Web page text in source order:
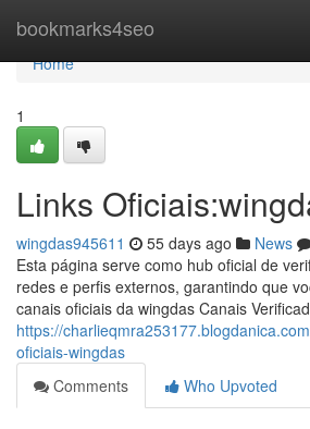
bookmarks4seo
Home
Home
1
Links
wingdas945611 55 days ago News
Esta página serve como hub oficial de
redes e perfis externos, garantindo que
canais oficiais da wingdas Canais
https://
oficiais-wingdas
Comments
Who Upvoted